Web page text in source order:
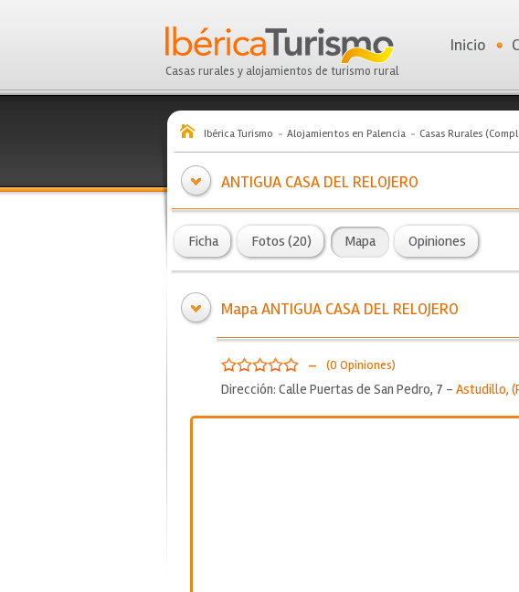
Casas rurales y alojamientos de turismo rural
Inicio
Ibérica Turismo Alojamientos en Palencia Casas Rurales
ANTIGUA CASA DEL RELOJERO
Ficha Fotos (20) Mapa Opiniones
Mapa ANTIGUA CASA DEL RELOJERO
- (0 Opiniones)
Dirección: Calle Puertas de San Pedro, 7 - Astudillo, (